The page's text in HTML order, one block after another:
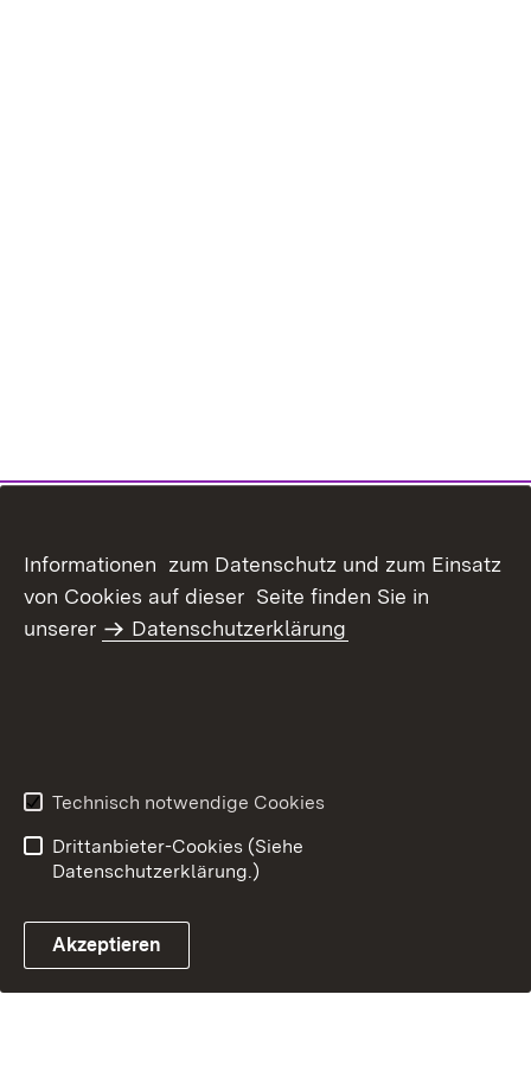
Informationen zum Datenschutz und zum Einsatz
von Cookies auf dieser Seite finden Sie in
unserer
Datenschutzerklärung
Technisch notwendige Cookies
Drittanbieter-Cookies (Siehe
Datenschutzerklärung.)
Akzeptieren